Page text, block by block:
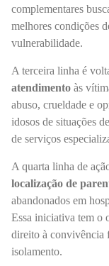
complementares
melhores condições
vulnerabilidade.
A terceira linha é
atendimento às
abuso, crueldade e
idosos de situações
de serviços
A quarta linha de
localização de
abandonados em
Essa iniciativa tem o
direito à convivência
isolamento.